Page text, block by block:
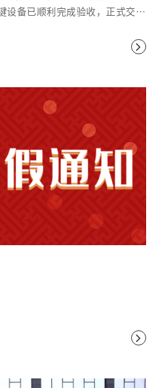
设备已顺利完成验收，正式交付